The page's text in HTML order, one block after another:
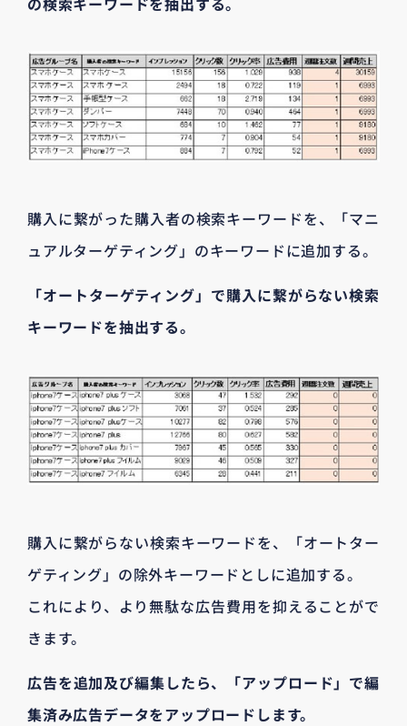
購入に繋がった購入者の検索キーワードを、「マニ
ュアルターゲティング」のキーワードに追加する。
「オートターゲティング」で購入に繋がらない検索
キーワードを抽出する。
購入に繋がらない検索キーワードを、「オートター
ゲティング」の除外キーワードとしに追加する。
これにより、より無駄な広告費用を抑えることがで
きます。
広告を追加及び編集したら、「アップロード」で編
集済み広告データをアップロードします。